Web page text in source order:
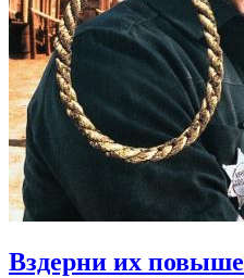
Вздерни их повыше